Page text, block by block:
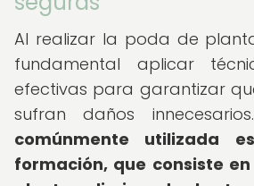
Al realizar la poda de
fundamental aplicar
efectivas para garantizar
sufran daños
comúnmente utilizada
formación, que consiste